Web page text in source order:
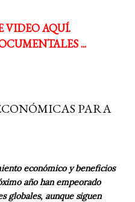
VIDEO AQUÍ.
...
PARA
económico y beneficios
año han empeorado
globales, aunque siguen